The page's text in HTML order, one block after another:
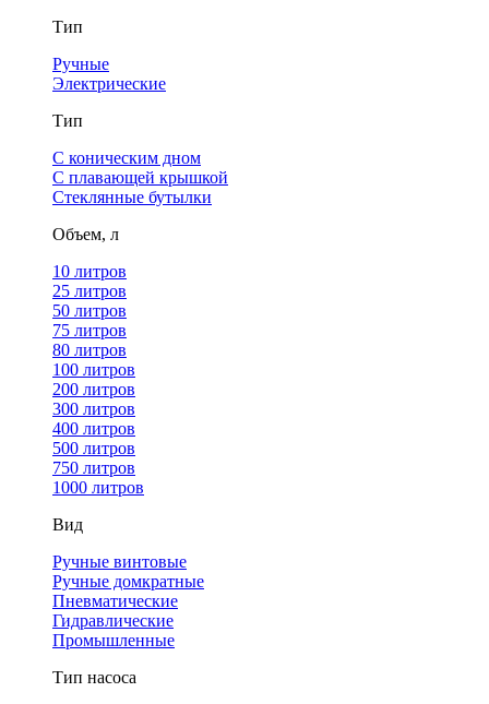
Тип
Ручные
Электрические
Тип
С коническим дном
С плавающей крышкой
Стеклянные бутылки
Объем, л
10 литров
25 литров
50 литров
75 литров
80 литров
100 литров
200 литров
300 литров
400 литров
500 литров
750 литров
1000 литров
Вид
Ручные винтовые
Ручные домкратные
Пневматические
Гидравлические
Промышленные
Тип насоса